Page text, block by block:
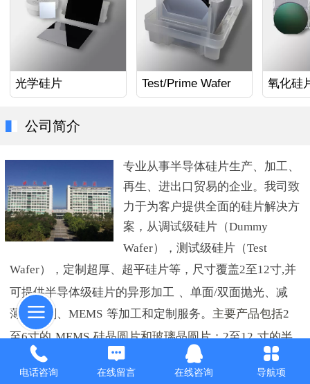
光学硅片 Test/Prime Wafer 氧化硅
公司简介
专业从事半导体硅片生产、加工、
再生、 进出口贸易的企业。我司致
力于为客户提供全面的硅片解决方
案，从调试级硅片（Dummy
Wafer） ， 测试级硅片（Test
Wafer），定制超厚、超平硅片等，尺寸覆盖2至12寸,并
可提供半导体级硅片的异形加工 、 单面/双面抛光、减
薄、切割、 MEMS 等加工和定制服务。 主要产品包括2
至6寸的 MEMS 硅晶圆片和玻璃晶圆片；2至12 寸的半
导体 FAB 设备测试晶圆片；高端产品如
片，碳化
硅片等。
电话咨询 在线留言 在线咨询 导航项